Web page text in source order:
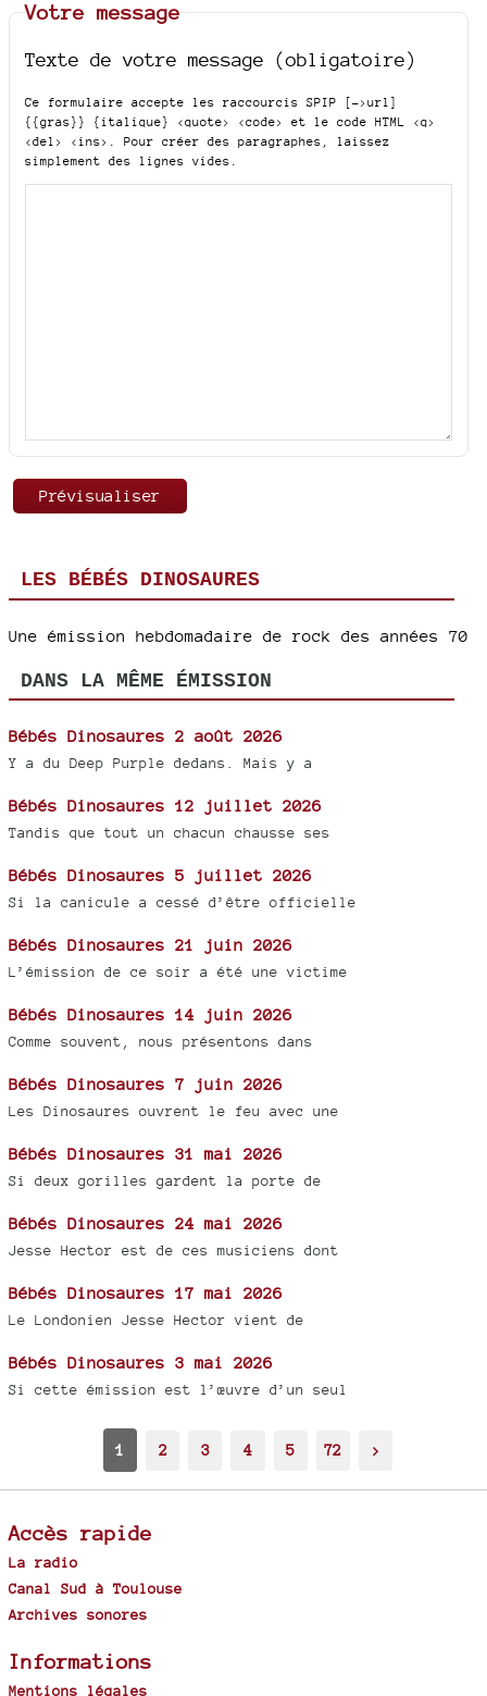
Votre message
Texte de votre message (obligatoire)
Ce formulaire accepte les raccourcis SPIP
[->url]
{{gras}} {italique} <quote> <code>
et le code HTML <q>
<del> <ins>
. Pour créer des paragraphes, laissez
simplement des lignes vides.
LES BÉBÉS DINOSAURES
Une émission hebdomadaire de rock des années 70
DANS LA MÊME ÉMISSION
Bébés Dinosaures 2 août 2026
Y a du Deep Purple dedans. Mais y a
Bébés Dinosaures 12 juillet 2026
Tandis que tout un chacun chausse ses
Bébés Dinosaures 5 juillet 2026
Si la canicule a cessé d’être officielle
Bébés Dinosaures 21 juin 2026
L’émission de ce soir a été une victime
Bébés Dinosaures 14 juin 2026
Comme souvent, nous présentons dans
Bébés Dinosaures 7 juin 2026
Les Dinosaures ouvrent le feu avec une
Bébés Dinosaures 31 mai 2026
Si deux gorilles gardent la porte de
Bébés Dinosaures 24 mai 2026
Jesse Hector est de ces musiciens dont
Bébés Dinosaures 17 mai 2026
Le Londonien Jesse Hector vient de
Bébés Dinosaures 3 mai 2026
Si cette émission est l’œuvre d’un seul
1 2 3 4 5 72 >
Accès rapide
La radio
Canal Sud à Toulouse
Archives sonores
Informations
Mentions légales